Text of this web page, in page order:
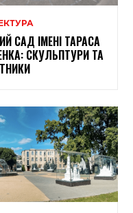
САД ІМЕНІ ТАРАСА
СКУЛЬПТУРИ ТА